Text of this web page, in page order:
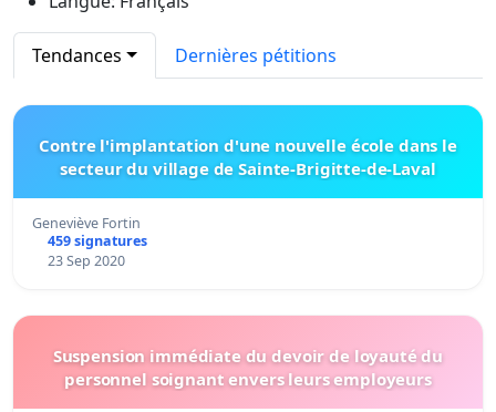
Tendances Dernières pétitions
Contre l'implantation d'une nouvelle école dans le
secteur du village de Sainte-Brigitte-de-Laval
Geneviève Fortin
459 signatures
23 Sep 2020
Suspension immédiate du devoir de loyauté du
personnel soignant envers leurs employeurs